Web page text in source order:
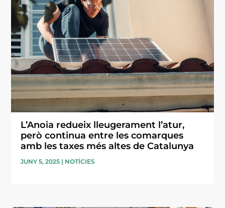
L’Anoia redueix lleugerament l’atur,
però continua entre les comarques
amb les taxes més altes de Catalunya
JUNY 5, 2025 | NOTÍCIES